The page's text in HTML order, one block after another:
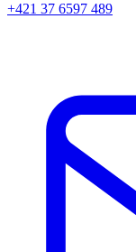
+421 37 6597 489